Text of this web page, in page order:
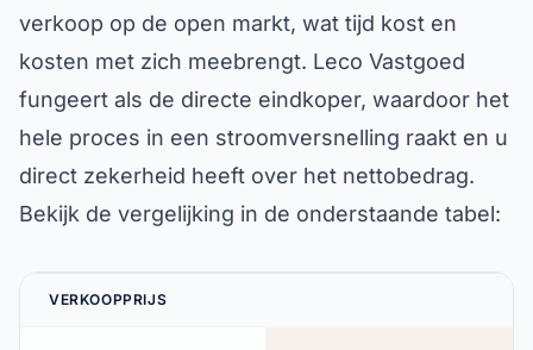
verkoop op de open markt, wat tijd kost en
kosten met zich meebrengt. Leco Vastgoed
fungeert als de directe eindkoper, waardoor het
hele proces in een stroomversnelling raakt en u
direct zekerheid heeft over het nettobedrag.
Bekijk de vergelijking in de onderstaande tabel:
VERKOOPPRIJS